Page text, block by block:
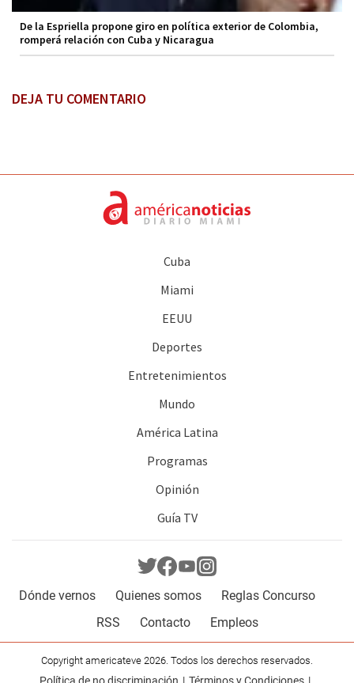
De la Espriella propone giro en política exterior de Colombia,
romperá relación con Cuba y Nicaragua
DEJA TU COMENTARIO
Cuba
Miami
EEUU
Deportes
Entretenimientos
Mundo
América Latina
Programas
Opinión
Guía TV
Dónde vernos Quienes somos
Reglas Concurso
RSS
Contacto Empleos
Copyright americateve 2026. Todos los derechos reservados.